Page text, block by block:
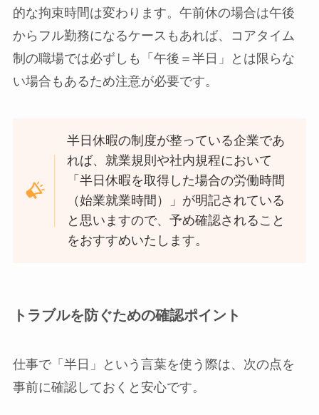
的な拘束時間は変わります。午前休の場合は午後
からフル勤務になるケースもあれば、コアタイム
制の職場では必ずしも「午後＝半日」とは限らな
い場合もあるため注意が必要です。
半日休暇の制度が整っている企業であ
れば、就業規則や社内規程において
「半日休暇を取得した場合の労働時間
（始業就業時間）」が明記されている
と思いますので、予め確認されること
をおすすめいたします。
トラブルを防ぐための確認ポイント
仕事で「半日」という言葉を使う際は、次の点を
事前に確認しておくと安心です。